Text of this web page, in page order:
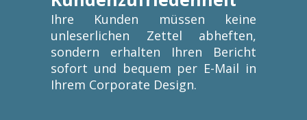
Ihre Kunden müssen keine
unleserlichen Zettel abheften,
sondern erhalten Ihren Bericht
sofort und bequem per E-Mail in
Ihrem Corporate Design.